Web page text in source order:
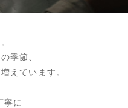
季節、
えています。
寧に